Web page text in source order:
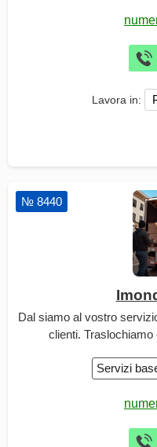
Lavora in:
№ 8440
Dal siamo al vostro
clienti.
Servizi